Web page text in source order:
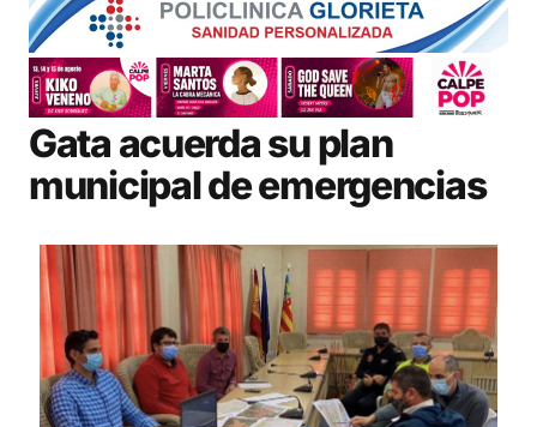
Gata acuerda su plan
municipal de emergencias